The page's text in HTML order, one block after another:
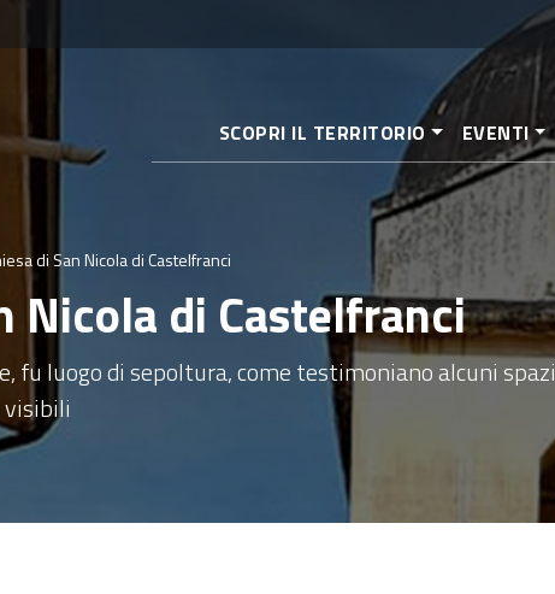
al
contenuto
principale
SCOPRI IL TERRITORIO EVENTI
di San Nicola di Castelfranci
Nicola di Castelfranci
fu luogo di sepoltura, come testimoniano alcuni spazi
visibili